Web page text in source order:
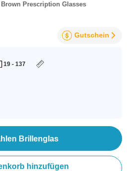
Prescription Glasses
Gutschein
19 - 137
Brillenglas
hinzufügen